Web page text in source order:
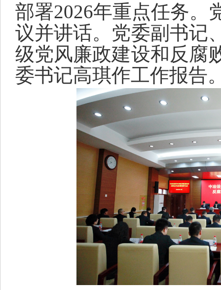
部署2026年重点任务。
议并讲话。党委副书记
级党风廉政建设和反腐
委书记高琪作工作报告